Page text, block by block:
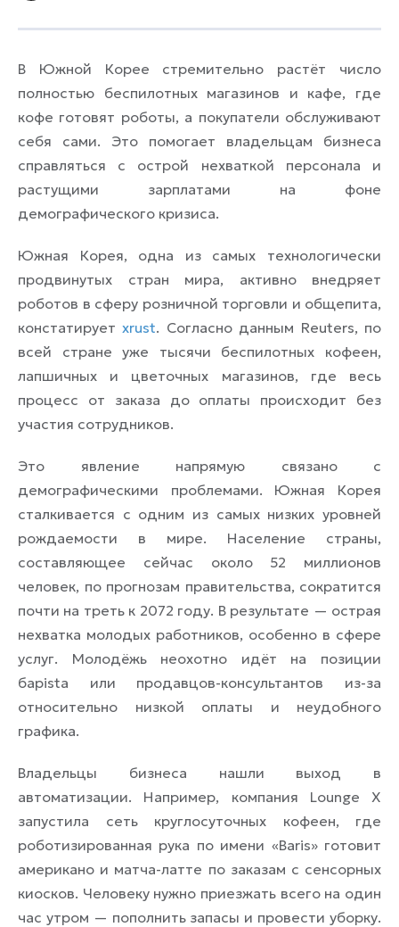
В Южной Корее стремительно растёт число
полностью беспилотных магазинов и кафе, где
кофе готовят роботы, а покупатели обслуживают
себя сами. Это помогает владельцам бизнеса
справляться с острой нехваткой персонала и
растущими зарплатами на фоне
демографического кризиса.
Южная Корея, одна из самых технологически
продвинутых стран мира, активно внедряет
роботов в сферу розничной торговли и общепита,
констатируетxrust. Согласно данным Reuters, по
всей стране уже тысячи беспилотных кофеен,
лапшичных и цветочных магазинов, где весь
процесс от заказа до оплаты происходит без
участия сотрудников.
Это явление напрямую связано с
демографическими проблемами. Южная Корея
сталкивается с одним из самых низких уровней
рождаемости в мире. Население страны,
составляющее сейчас около 52 миллионов
человек, по прогнозам правительства, сократится
почти на треть к 2072 году. В результате — острая
нехватка молодых работников, особенно в сфере
услуг. Молодёжь неохотно идёт на позиции
барista или продавцов-консультантов из-за
относительно низкой оплаты и неудобного
графика.
Владельцы бизнеса нашли выход в
автоматизации. Например, компания Lounge X
запустила сеть круглосуточных кофеен, где
роботизированная рука по имени «Baris» готовит
американо и матча-латте по заказам с сенсорных
киосков. Человеку нужно приезжать всего на один
час утром — пополнить запасы и провести уборку.